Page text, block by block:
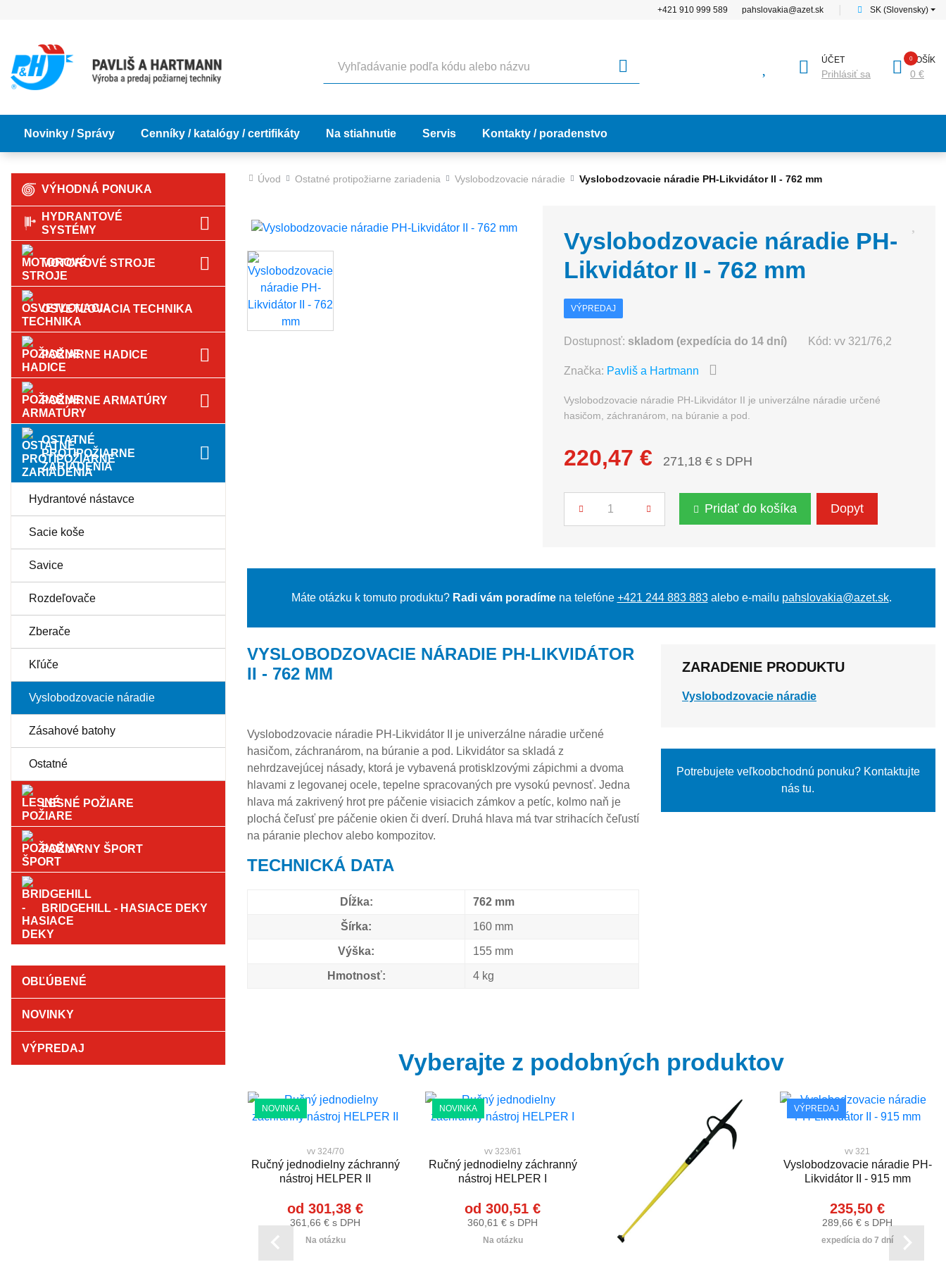
+421 910 999 589 pahslovakia@azet.sk SK (Slovensky)
ÚČET
Prihlásiť sa
KOŠÍK
0 €
Novinky / Správy Cenníky / katalógy / certifikáty Na stiahnutie Servis Kontakty / poradenstvo
VÝHODNÁ PONUKA
HYDRANTOVÉ
SYSTÉMY
MOTOROVÉ STROJE
OSVETĽOVACIA TECHNIKA
POŽIARNE HADICE
POŽIARNE ARMATÚRY
OSTATNÉ
PROTIPOŽIARNE
ZARIADENIA
Hydrantové nástavce
Sacie koše
Savice
Rozdeľovače
Zberače
Kľúče
Vyslobodzovacie náradie
Zásahové batohy
Ostatné
LESNÉ POŽIARE
POŽIARNY ŠPORT
BRIDGEHILL - HASIACE DEKY
OBĽÚBENÉ
NOVINKY
VÝPREDAJ
Úvod Ostatné protipožiarne zariadenia Vyslobodzovacie náradie Vyslobodzovacie náradie PH-Likvidátor II - 762 mm
Vyslobodzovacie náradie PH-
Likvidátor II - 762 mm
VÝPREDAJ
Dostupnosť: skladom (expedícia do 14 dní) Kód: vv 321/76,2
Značka: Pavliš a Hartmann
Vyslobodzovacie náradie PH-Likvidátor II je univerzálne náradie určené
hasičom, záchranárom, na búranie a pod.
220,47 € 271,18 € s DPH
Počet Pridať do košíka Dopyt
Máte otázku k tomuto produktu? Radi vám poradímena telefóne +421 244 883 883alebo e-mailu pahslovakia@azet.sk.
VYSLOBODZOVACIE NÁRADIE PH-LIKVIDÁTOR
II - 762 MM
Vyslobodzovacie náradie PH-Likvidátor II je univerzálne náradie určené
hasičom, záchranárom, na búranie a pod. Likvidátor sa skladá z
nehrdzavejúcej násady, ktorá je vybavená protisklzovými zápichmi a dvoma
hlavami z legovanej ocele, tepelne spracovaných pre vysokú pevnosť. Jedna
hlava má zakrivený hrot pre páčenie visiacich zámkov a petíc, kolmo naň je
plochá čeľusť pre páčenie okien či dverí. Druhá hlava má tvar strihacích čeľustí
na páranie plechov alebo kompozitov.
TECHNICKÁ DATA
Dĺžka: 762 mm
Šírka: 160 mm
Výška: 155 mm
Hmotnosť: 4 kg
ZARADENIE PRODUKTU
Vyslobodzovacie náradie
Potrebujete veľkoobchodnú ponuku? Kontaktujte
nás tu.
Vyberajte z podobných produktov
NOVINKA
vv 324/70
Ručný jednodielny záchranný
nástroj HELPER II
od 301,38 €
361,66 € s DPH
Na otázku
NOVINKA
vv 323/61
Ručný jednodielny záchranný
nástroj HELPER I
od 300,51 €
360,61 € s DPH
Na otázku
VÝPREDAJ
vv 321
Vyslobodzovacie náradie PH-
Likvidátor II - 915 mm
235,50 €
289,66 € s DPH
expedícia do 7 dní